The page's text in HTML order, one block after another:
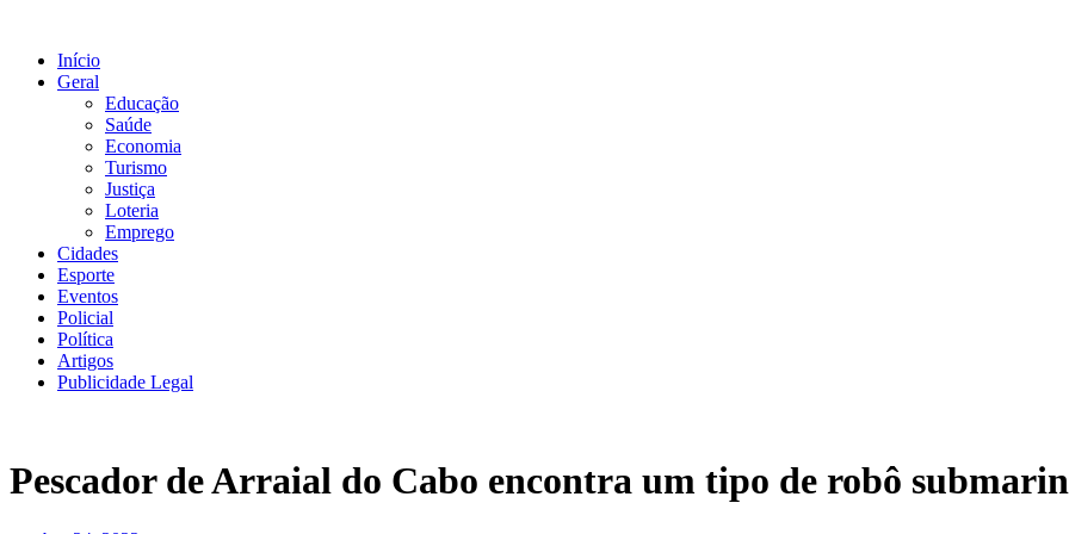
conteúdo
Início
Geral
Educação
Saúde
Economia
Turismo
Justiça
Loteria
Emprego
Cidades
Esporte
Eventos
Policial
Política
Artigos
Publicidade Legal
Pescador de Arraial do Cabo encontra um tipo de robô